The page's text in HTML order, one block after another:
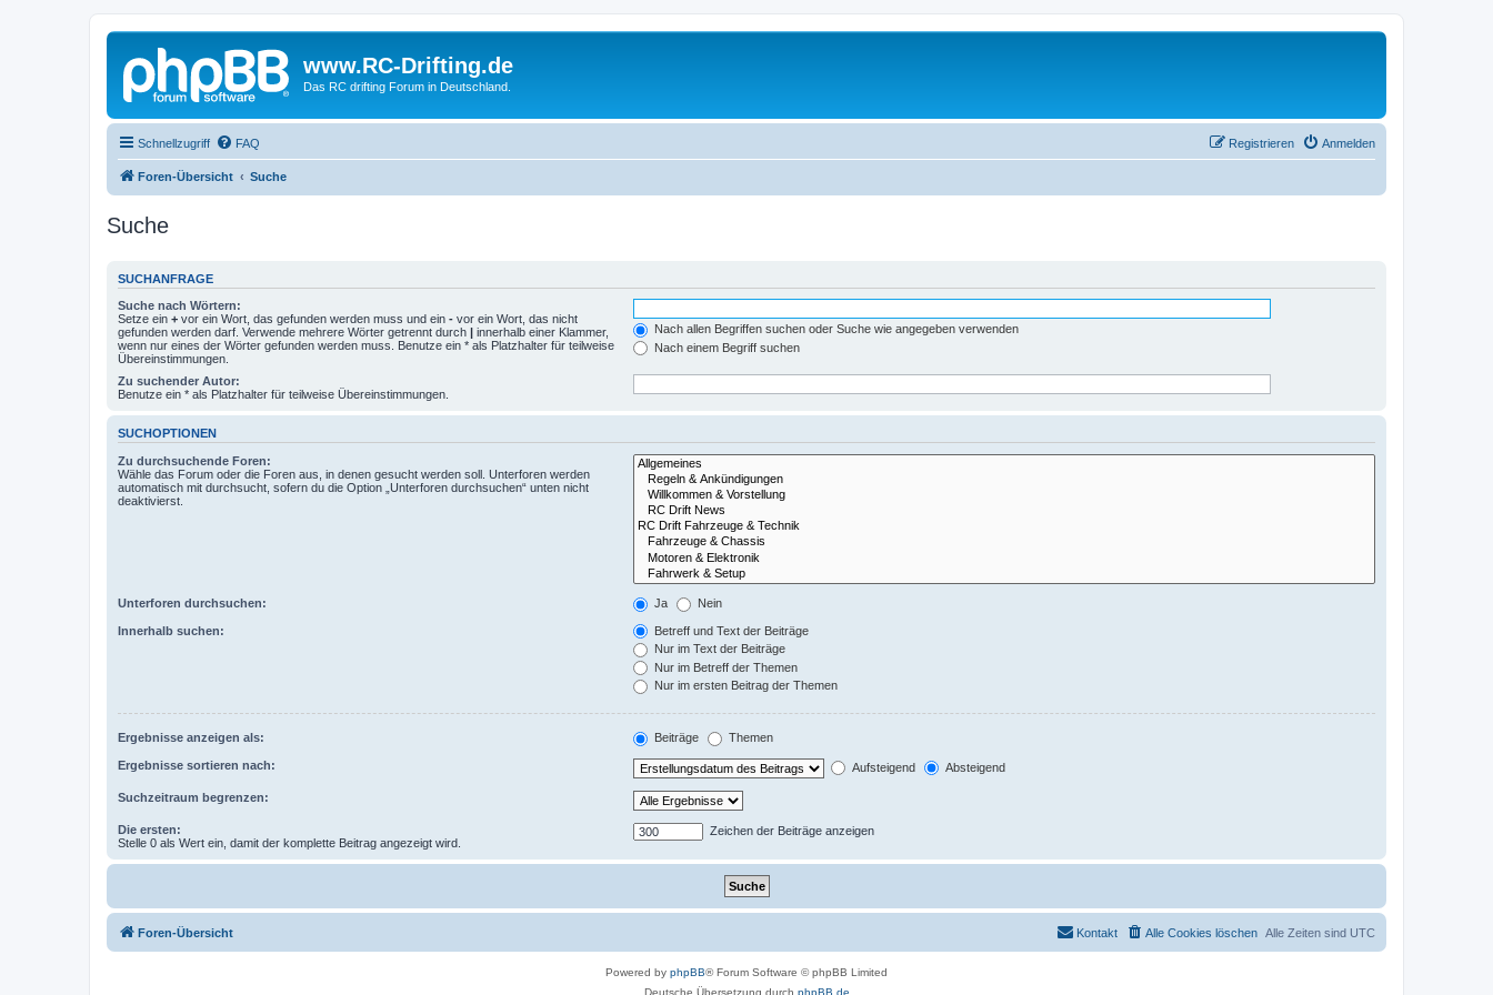
www.RC-Drifting.de
Das RC drifting Forum in Deutschland.
Schnellzugriff FAQ Anmelden
Registrieren
Foren-Übersicht Suche
Suche
SUCHANFRAGE
Suche nach Wörtern:
Setze ein + vor ein Wort, das gefunden werden muss und ein - vor ein Wort, das nicht
gefunden werden darf. Verwende mehrere Wörter getrennt durch | innerhalb einer Klammer,
wenn nur eines der Wörter gefunden werden muss. Benutze ein * als Platzhalter für teilweise
Übereinstimmungen.
Nach allen Begriffen suchen oder Suche wie angegeben verwenden
Nach einem Begriff suchen
Zu suchender Autor:
Benutze ein * als Platzhalter für teilweise Übereinstimmungen.
SUCHOPTIONEN
Zu durchsuchende Foren:
Wähle das Forum oder die Foren aus, in denen gesucht werden soll. Unterforen werden
automatisch mit durchsucht, sofern du die Option „Unterforen durchsuchen“ unten nicht
deaktivierst.
Unterforen durchsuchen: Ja Nein
Innerhalb suchen:
Betreff und Text der Beiträge
Nur im Text der Beiträge
Nur im Betreff der Themen
Nur im ersten Beitrag der Themen
Ergebnisse anzeigen als: Beiträge Themen
Ergebnisse sortieren nach: Aufsteigend Absteigend
Suchzeitraum begrenzen:
Die ersten:
Stelle 0 als Wert ein, damit der komplette Beitrag angezeigt wird.
Zeichen der Beiträge anzeigen
Foren-Übersicht Alle Zeiten sind UTC
Alle Cookies löschen
Kontakt
Powered by phpBB® Forum Software © phpBB Limited
Deutsche Übersetzung durch phpBB.de